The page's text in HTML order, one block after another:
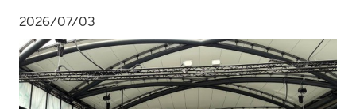
2026/07/03